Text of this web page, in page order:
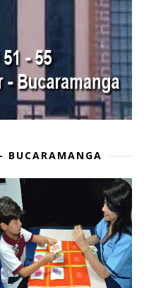
BUCARAMANGA